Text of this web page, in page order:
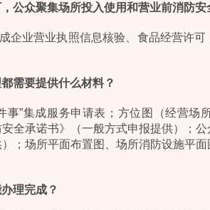
公众聚集场所投入使用和营业前消防
企业营业执照信息核验、食品经营许
需要提供什么材料？
事”集成服务申请表；方位图（经营场
全承诺书》（一般方式申报提供）；
；场所平面布置图、场所消防设施平
理完成？